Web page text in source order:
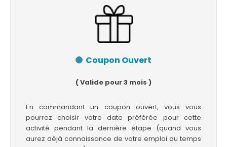
Coupon Ouvert
( Valide pour 3 mois )
En commandant un coupon ouvert, vous vous
pourrez choisir votre date préférée pour cette
activité pendant la dernière étape (quand vous
aurez déjà connaissance de votre emploi du temps